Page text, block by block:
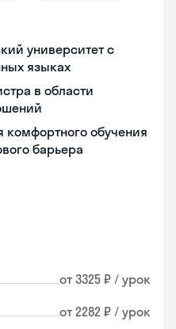
университет с
языках
в области
комфортного обучения
барьера
от 3325 ₽ / урок
от 2282 ₽ / урок